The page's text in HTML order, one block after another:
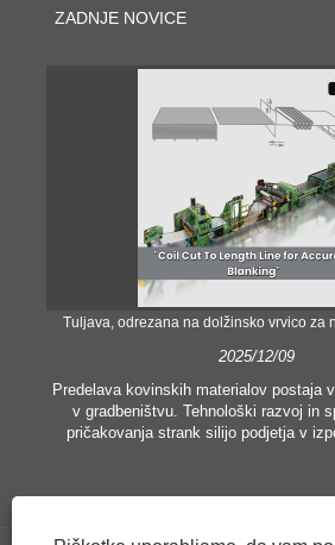
ZADNJE NOVICE
Tuljava, odrezana na dolžinsko vrvico za
2025/12/09
Predelava kovinskih materialov postaja
v gradbeništvu. Tehnološki razvoj in
pričakovanja strank silijo podjetja v
zadovoljevanje potreb sodobne
velike natančnosti in učinkovitosti.
rezanje tuljav na dolžino pojavila kot